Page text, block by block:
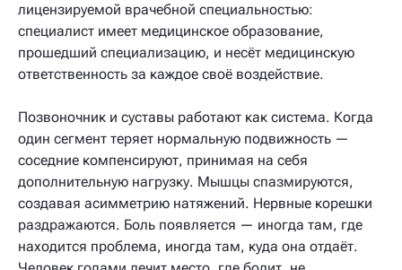
лицензируемой врачебной специальностью:
специалист имеет медицинское образование,
прошедший специализацию, и несёт медицинскую
ответственность за каждое своё воздействие.
Позвоночник и суставы работают как система. Когда
один сегмент теряет нормальную подвижность —
соседние компенсируют, принимая на себя
дополнительную нагрузку. Мышцы спазмируются,
создавая асимметрию натяжений. Нервные корешки
раздражаются. Боль появляется — иногда там, где
находится проблема, иногда там, куда она отдаёт.